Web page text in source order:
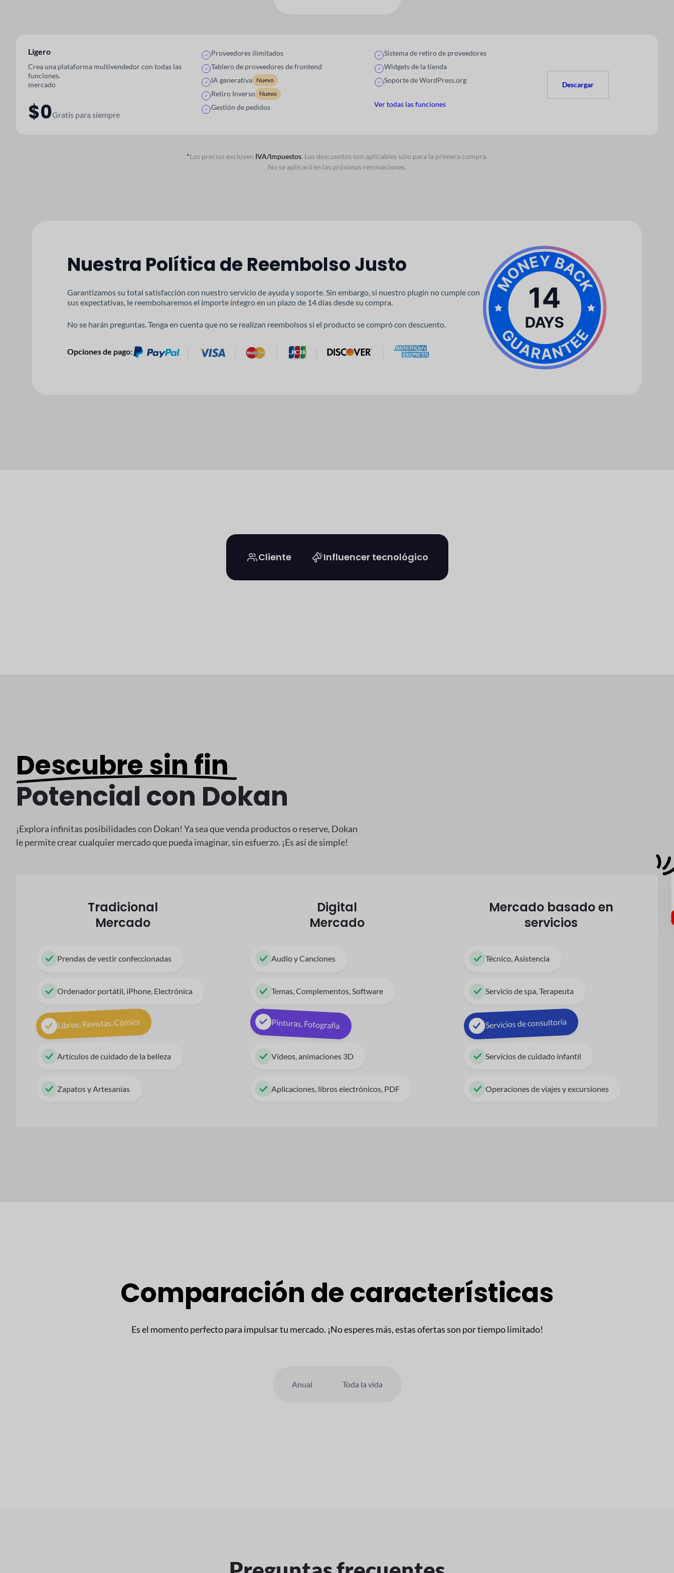
Ligero
Crea una plataforma multivendedor con todas las
funciones.
mercado
$0Gratis para siempre
Proveedores ilimitados
Tablero de proveedores de frontend
IA generativa
Nuevo
Retiro Inverso Nuevo
Gestión de pedidos
Sistema de retiro de proveedores
Widgets de la tienda
Soporte de WordPress.org
Ver todas las funciones
Descargar
*Los precios excluyen IVA/Impuestos. Los descuentos son aplicables sólo para la primera compra.
No se aplicará en las próximas renovaciones.
Nuestra Política de Reembolso Justo
Garantizamos su total satisfacción con nuestro servicio de ayuda y soporte. Sin embargo, si nuestro plugin no cumple con
sus expectativas, le reembolsaremos el importe íntegro en un plazo de 14 días desde su compra.
No se harán preguntas. Tenga en cuenta que no se realizan reembolsos si el producto se compró con descuento.
Opciones de pago:
Cliente Influencer tecnológico
Descubre sin fin
Potencial con Dokan
¡Explora infinitas posibilidades con Dokan! Ya sea que venda productos o reserve, Dokan
le permite crear cualquier mercado que pueda imaginar, sin esfuerzo. ¡Es así de simple!
Tradicional
Mercado
Prendas de vestir confeccionadas
Ordenador portátil, iPhone, Electrónica
Libros, Revistas, Cómics
Artículos de cuidado de la belleza
Zapatos y Artesanías
Digital
Mercado
Audio y Canciones
Temas, Complementos, Software
Pinturas, Fotografía
Vídeos, animaciones 3D
Aplicaciones, libros electrónicos, PDF
Mercado basado en
servicios
Técnico, Asistencia
Servicio de spa, Terapeuta
Servicios de consultoría
Servicios de cuidado infantil
Operaciones de viajes y excursiones
Comparación de características
Es el momento perfecto para impulsar tu mercado. ¡No esperes más, estas ofertas son por tiempo limitado!
Anual Toda la vida